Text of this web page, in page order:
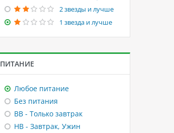
2 звезды и лучше
1 звезда и лучше
ПИТАНИЕ
Любое питание
Без питания
BB - Только завтрак
HB - Завтрак, Ужин